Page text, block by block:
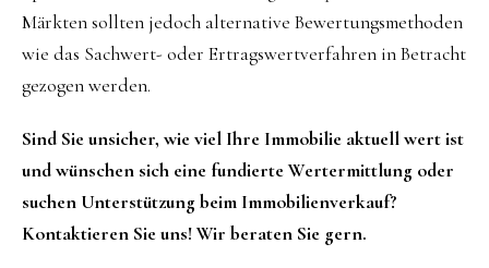
Märkten sollten jedoch alternative Bewertungsmethoden
wie das Sachwert- oder Ertragswertverfahren in Betracht
gezogen werden.
Sind Sie unsicher, wie viel Ihre Immobilie aktuell wert ist
und wünschen sich eine fundierte Wertermittlung oder
suchen Unterstützung beim Immobilienverkauf?
Kontaktieren Sie uns! Wir beraten Sie gern.